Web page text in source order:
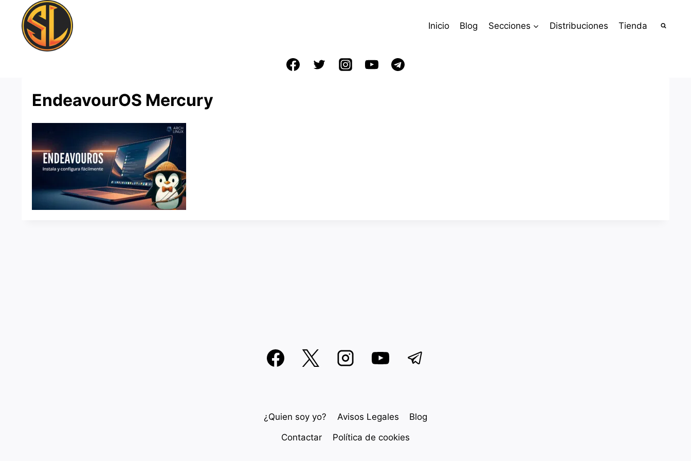
contenido
Inicio Blog Secciones Distribuciones Tienda
EndeavourOS Mercury
¿Quien soy yo? Avisos Legales Blog
Contactar Política de cookies